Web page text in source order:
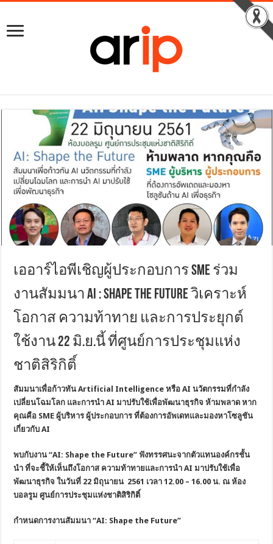
เออาร์ไอพีเชิญผู้ประกอบการ SME ร่วม
งานสัมมนา AI : Shape the Future วิเคราะห์
โอกาส ความท้าทาย และการประยุกต์
ใช้งาน 22 มิ.ย.นี้ ที่ศูนย์การประชุมแห่ง
ชาติสิริกิติ์
สัมมนาเพื่อก้าวทัน Artificial Intelligence หรือ AI นวัตกรรมที่กำลัง
เปลี่ยนโฉมโลก และการนำ AI มาปรับใช้เพื่อพัฒนาธุรกิจ ห้ามพลาด หาก
คุณคือ SME ผู้บริหาร ผู้ประกอบการ ที่ต้องการอัพเดทและมองหาโซลูชัน
เกี่ยวกับ AI
พบกับงาน “AI: Shape the Future” ฟังทรรศนะจากตัวแทนองค์กรชั้น
นำ ที่จะชี้ให้เห็นถึงโอกาส ความท้าทายและการนำAI มาปรับใช้เพื่อ
พัฒนาธุรกิจ ในวันที่ 22 มิถุนายน 2561 เวลา 12.00 – 16.00 น. ณ ห้อง
บอลรูม ศูนย์การประชุมแห่งชาติสิริกิติ์
กำหนดการงานสัมมนา “AI: Shape the Future”